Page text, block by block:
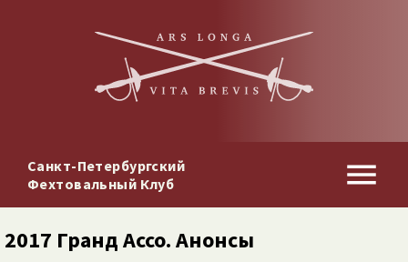
Санкт-Петербургский
Фехтовальный Клуб
2017 Гранд Ассо. Анонсы